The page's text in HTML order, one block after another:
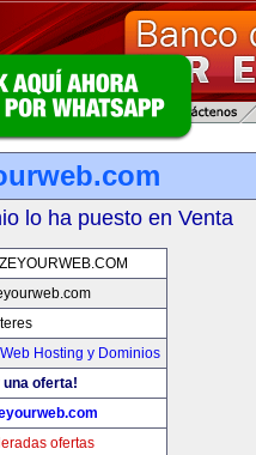
lo ha puesto en Venta
Web Hosting y Dominios
una oferta!
ofertas